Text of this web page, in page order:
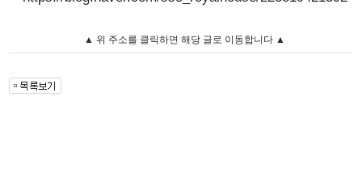
▲ 위 주소를 클릭하면 해당 글로 이동합니다 ▲